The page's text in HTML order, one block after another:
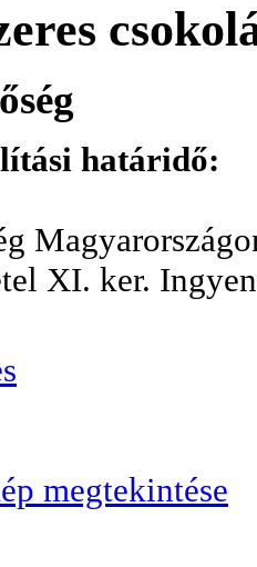
határidő:
XI. ker.
megtekintése